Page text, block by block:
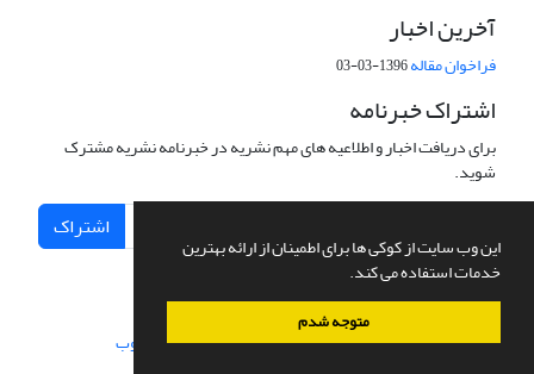
این وب سایت از کوکی ها برای اطمینان از ارائه بهترین
خدمات استفاده می کند.
متوجه شدم
آخرین اخبار
فراخوان مقاله1396-03-03
اشتراک خبرنامه
برای دریافت اخبار و اطلاعیه های مهم نشریه در خبرنامه نشریه مشترک
شوید.
اشتراک
سامانه مدیریت نشریات علمی.طراحی و پیاده سازی از سیناوب